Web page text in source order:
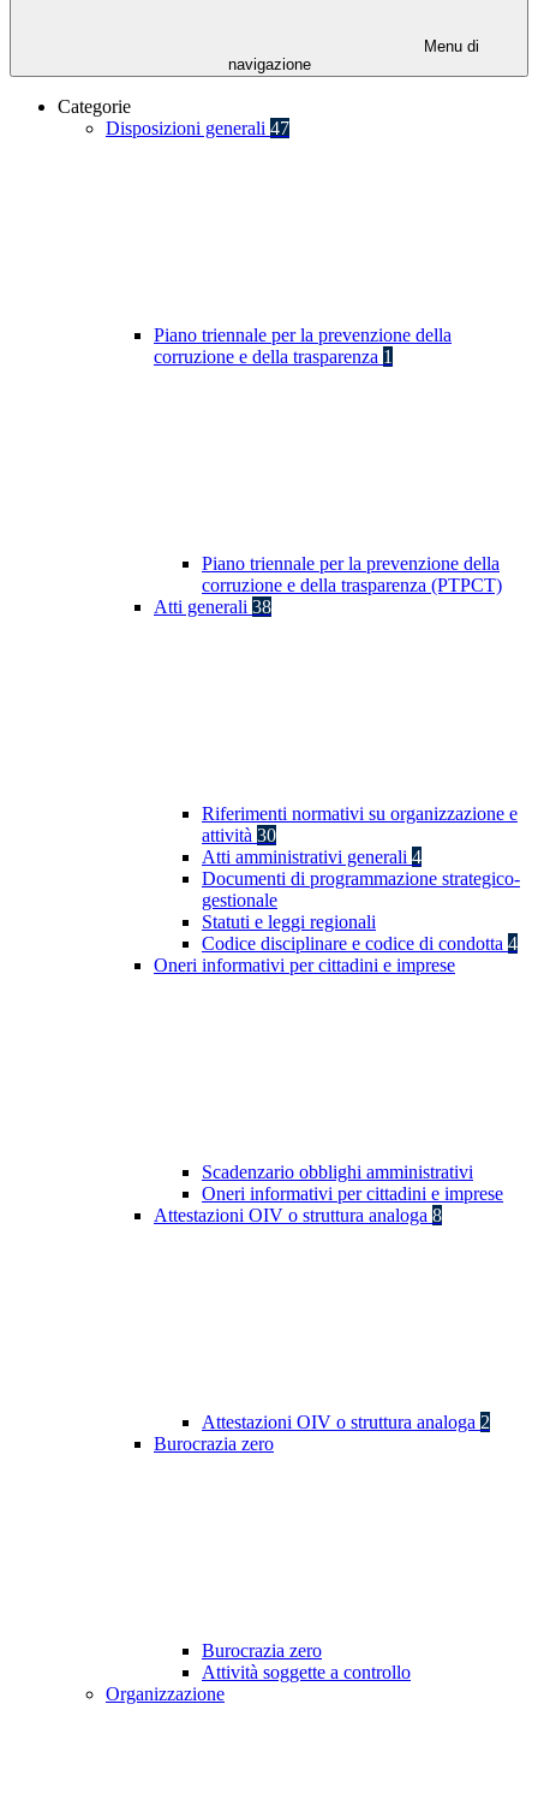
Menu di
navigazione
Categorie
Disposizioni generali 47
Piano triennale per la prevenzione della
corruzione e della trasparenza 1
Piano triennale per la prevenzione della
corruzione e della trasparenza (PTPCT)
Atti generali 38
Riferimenti normativi su organizzazione e
attività 30
Atti amministrativi generali 4
Documenti di programmazione strategico-
gestionale
Statuti e leggi regionali
Codice disciplinare e codice di condotta 4
Oneri informativi per cittadini e imprese
Scadenzario obblighi amministrativi
Oneri informativi per cittadini e imprese
Attestazioni OIV o struttura analoga 8
Attestazioni OIV o struttura analoga 2
Burocrazia zero
Burocrazia zero
Attività soggette a controllo
Organizzazione